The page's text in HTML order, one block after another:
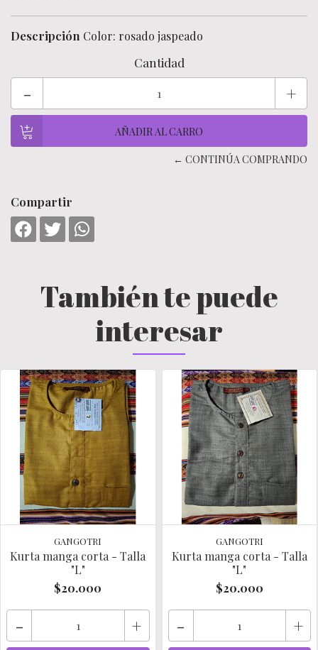
Descripción Color: rosado jaspeado
Cantidad
- +
← CONTINÚA COMPRANDO
Compartir
También te puede
interesar
GANGOTRI
Kurta manga corta - Talla
"L"
$20.000
- +
GANGOTRI
Kurta manga corta - Talla
"L"
$20.000
- +